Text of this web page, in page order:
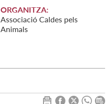
ORGANITZA:
Associació Caldes pels
Animals